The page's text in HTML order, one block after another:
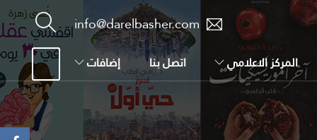
info@darelbasher.com
المركز الاعلامي اتصل بنا إضافات